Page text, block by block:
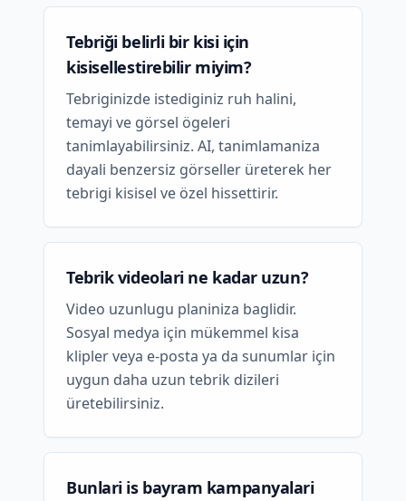
Tebriği belirli bir kisi için
kisisellestirebilir miyim?
Tebriginizde istediginiz ruh halini,
temayi ve görsel ögeleri
tanimlayabilirsiniz. AI, tanimlamaniza
dayali benzersiz görseller üreterek her
tebrigi kisisel ve özel hissettirir.
Tebrik videolari ne kadar uzun?
Video uzunlugu planiniza baglidir.
Sosyal medya için mükemmel kisa
klipler veya e-posta ya da sunumlar için
uygun daha uzun tebrik dizileri
üretebilirsiniz.
Bunlari is bayram kampanyalari